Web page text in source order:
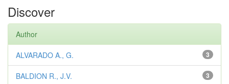
Discover
Author
3
ALVARADO A., G.
3
BALDION R., J.V.